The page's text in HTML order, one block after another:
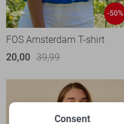
-50%
FOS Amsterdam T-shirt
20,00 39,99
Consent